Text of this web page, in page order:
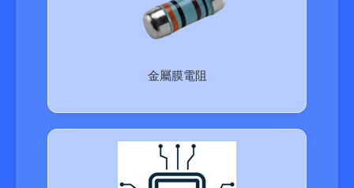
金屬膜電阻